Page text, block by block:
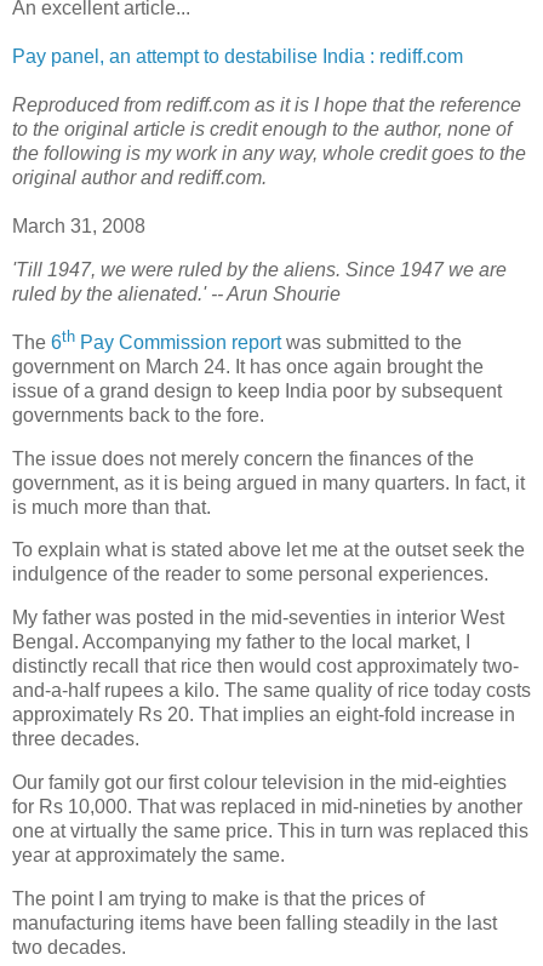
An excellent article...
Pay panel, an attempt to destabilise India : rediff.com
Reproduced from rediff.com as it is I hope that the reference
to the original article is credit enough to the author, none of
the following is my work in any way, whole credit goes to the
original author and rediff.com.
March 31, 2008
'Till 1947, we were ruled by the aliens. Since 1947 we are
ruled by the alienated.' -- Arun Shourie
The 6th Pay Commission reportwas submitted to the
government on March 24. It has once again brought the
issue of a grand design to keep India poor by subsequent
governments back to the fore.
The issue does not merely concern the finances of the
government, as it is being argued in many quarters. In fact, it
is much more than that.
To explain what is stated above let me at the outset seek the
indulgence of the reader to some personal experiences.
My father was posted in the mid-seventies in interior West
Bengal. Accompanying my father to the local market, I
distinctly recall that rice then would cost approximately two-
and-a-half rupees a kilo. The same quality of rice today costs
approximately Rs 20. That implies an eight-fold increase in
three decades.
Our family got our first colour television in the mid-eighties
for Rs 10,000. That was replaced in mid-nineties by another
one at virtually the same price. This in turn was replaced this
year at approximately the same.
The point I am trying to make is that the prices of
manufacturing items have been falling steadily in the last
two decades.